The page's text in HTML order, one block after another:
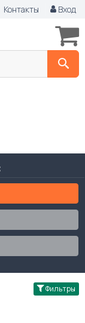
Контакты Вход
Фильтры